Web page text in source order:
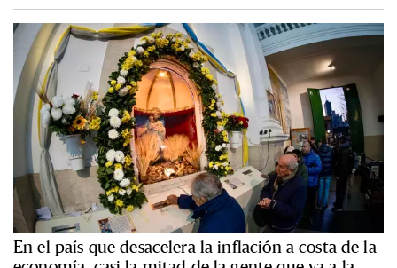
En el país que desacelera la inflación a costa de la